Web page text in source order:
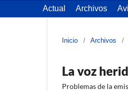
Actual Archivos
Inicio / Archivos /
La voz
Problemas de la